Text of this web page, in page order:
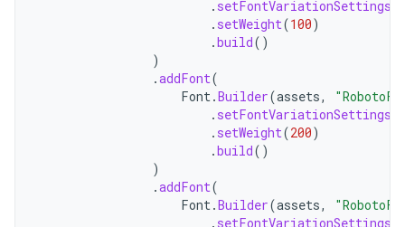
. setFontVariationSettings
. setWeight(100)
.build()
)
.addFont(
Font.Builder(assets,
. setFontVariationSettings
. setWeight(200)
.build()
)
.addFont(
Font.Builder(assets,
. setFontVariationSettings